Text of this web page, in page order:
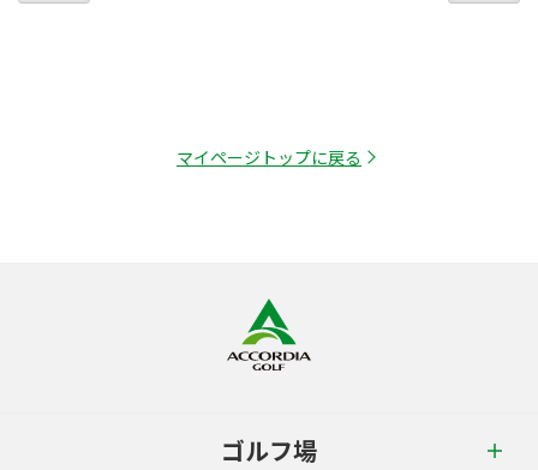
マイページトップに戻る
ゴルフ場